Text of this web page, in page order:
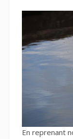
En reprenant